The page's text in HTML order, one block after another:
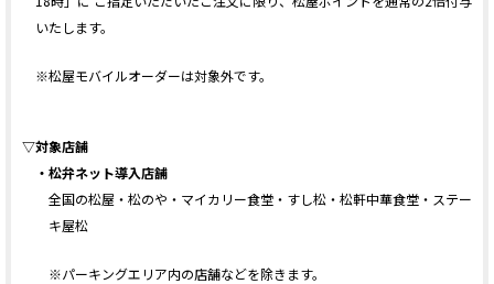
いたします。
※松屋モバイルオーダーは対象外です。
▽対象店舗
・松弁ネット導入店舗
全国の松屋・松のや・マイカリー食堂・すし松・松軒中華食堂・ステー
キ屋松
※パーキングエリア内の店舗などを除きます。